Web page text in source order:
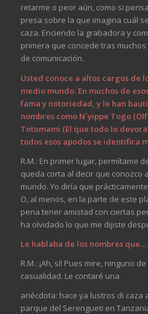
retarme o peor aún, como si
presa sobre la que imagina cuál
caza. Enciendo la grabadora y
primera que concede tras
de comunicación.
Usted conoce a altos cargos de
medio mundo. En muchos de
fama y notoriedad, y le han
nombres como N´yippe Togo
Totomami (El que todo lo
todos esos apodos se identifica
R.M.: En primer lugar, permítame
queda corta al decir que conozco
mundo. Yo diría que
O, al menos, en la parte de este
pena tener amistad con ciertas
ha olvidado lo que me dijiste
Le hablaba de los nombres que…
R.M.: ¡Ah, sí! Pues mire, ninguno
casualidad. Le contaré una
anécdota: hace ya lustros di caza
parque del Serengueti en